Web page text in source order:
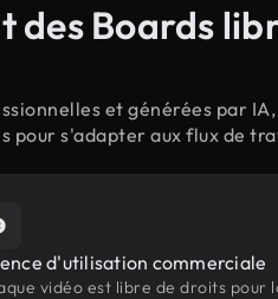
des Boards
et générées par
pour s'adapter aux flux de
d'utilisation commerciale
vidéo est libre de droits pour